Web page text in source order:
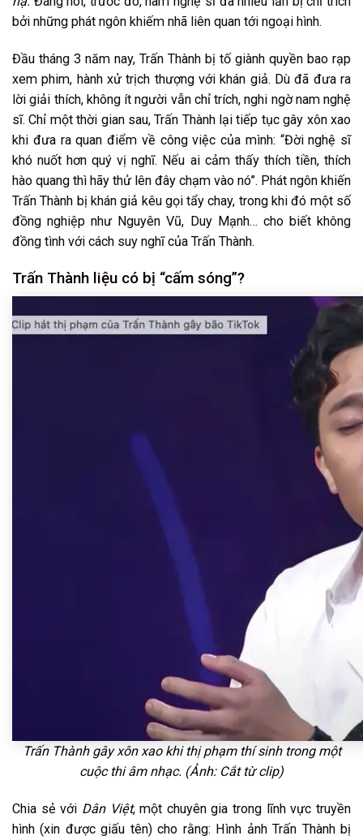
bởi những phát ngôn khiếm nhã liên quan tới ngoại hình.
Đầu tháng 3 năm nay, Trấn Thành bị tố giành quyền bao rạp
xem phim, hành xử trịch thượng với khán giả. Dù đã đưa ra
lời giải thích, không ít người vẫn chỉ trích, nghi ngờ nam nghệ
sĩ. Chỉ một thời gian sau, Trấn Thành lại tiếp tục gây xôn xao
khi đưa ra quan điểm về công việc của mình: “Đời nghệ sĩ
khó nuốt hơn quý vị nghĩ. Nếu ai cảm thấy thích tiền, thích
hào quang thì hãy thử lên đây chạm vào nó”. Phát ngôn khiến
Trấn Thành bị khán giả kêu gọi tẩy chay, trong khi đó một số
đồng nghiệp như Nguyên Vũ, Duy Mạnh… cho biết không
đồng tình với cách suy nghĩ của Trấn Thành.
Trấn Thành liệu có bị “cấm sóng”?
Trấn Thành gây xôn xao khi thị phạm thí sinh trong một
cuộc thi âm nhạc. (Ảnh: Cắt từ clip)
Chia sẻ với Dân Việt, một chuyên gia trong lĩnh vực truyền
hình (xin được giấu tên) cho rằng: Hình ảnh Trấn Thành bị